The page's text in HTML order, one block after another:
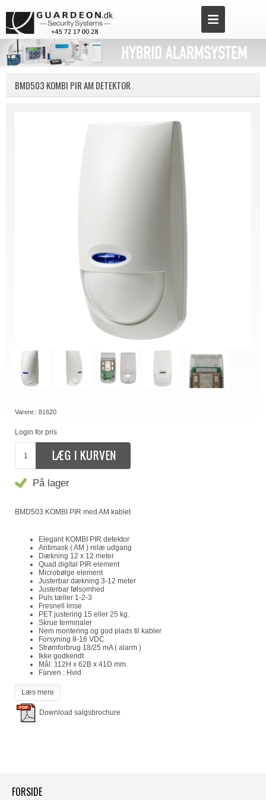
BMD503 KOMBI PIR AM DETEKTOR
Varenr.: 81620
Login for pris
På lager
BMD503 KOMBI PIR med AM kablet
Elegant KOMBI PIR detektor
Antimask ( AM ) relæ udgang
Dækning 12 x 12 meter
Quad digital PIR element
Microbølge element
Justerbar dækning 3-12 meter
Justerbar følsomhed
Puls tæller 1-2-3
Fresnell linse
PET justering 15 eller 25 kg.
Skrue terminaler
Nem montering og god plads til kabler
Forsyning 8-16 VDC
Strømforbrug 18/25 mA ( alarm )
Ikke godkendt
Mål: 112H x 62B x 41D mm.
Farven : Hvid
Læs mere
Download salgsbrochure
FORSIDE